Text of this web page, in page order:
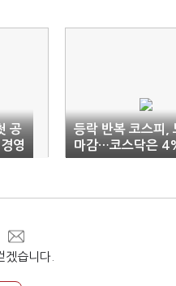
공
영
등락 반복 코스피,
마감…코스닥은
프'
겠습니다.